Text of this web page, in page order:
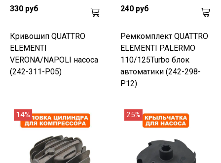
330 руб
Кривошип QUATTRO
ELEMENTI
VERONA/NAPOLI насоса
(242-311-P05)
240 руб
Ремкомплект QUATTRO
ELEMENTI PALERMO
110/125Turbo блок
автоматики (242-298-
P12)
14% 25%